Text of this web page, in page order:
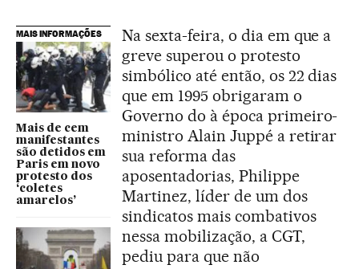
MAIS INFORMAÇÕES
Mais de cem
manifestantes
são detidos em
Paris em novo
protesto dos
‘coletes
amarelos’
Na sexta-feira, o dia em que a
greve superou o protesto
simbólico até então, os 22 dias
que em 1995 obrigaram o
Governo do à época primeiro-
ministro Alain Juppé a retirar
sua reforma das
aposentadorias, Philippe
Martinez, líder de um dos
sindicatos mais combativos
nessa mobilização, a CGT,
pediu para que não